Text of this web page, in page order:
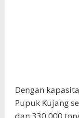
Dengan
Pupuk Kujang